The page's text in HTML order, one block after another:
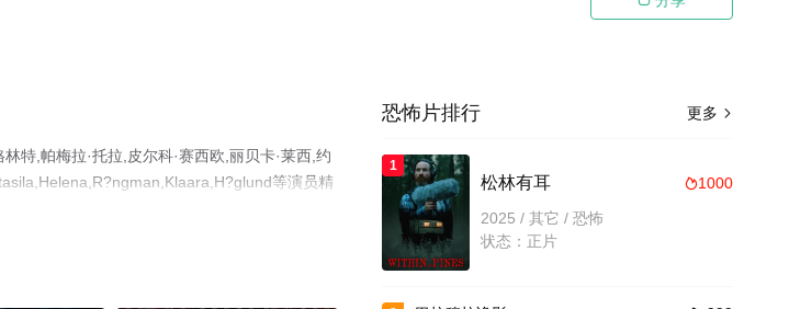
特,帕梅拉·托拉,皮尔科·赛西欧,丽贝卡·莱西,约
等演员精
影网，更多剧情信息可移步至豆瓣电影、电视
更多 
恐怖片排行
1
1000
松林有耳
2025 / 其它 / 恐怖
状态：正片